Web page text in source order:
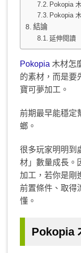
Pokopia
Pokopia
結論
延伸閱讀
Pokopia 木材怎
的素材，而是要
寶可夢加工。
前期最早能穩定
螂。
很多玩家明明到
材」數量成長。
加工，若你是剛
前置條件、取得
懂。
Pokopia